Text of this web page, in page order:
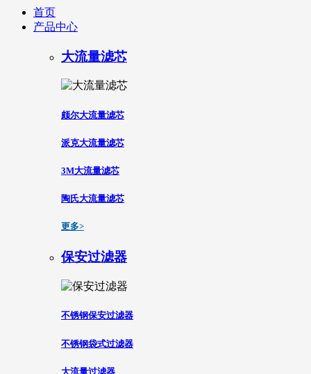
首页
产品中心
大流量滤芯
颇尔大流量滤芯
派克大流量滤芯
3M大流量滤芯
陶氏大流量滤芯
更多>
保安过滤器
不锈钢保安过滤器
不锈钢袋式过滤器
大流量过滤器